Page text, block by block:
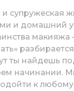
супружеская
и домашний
разбирается
ты найдешь
начинании.
к любому